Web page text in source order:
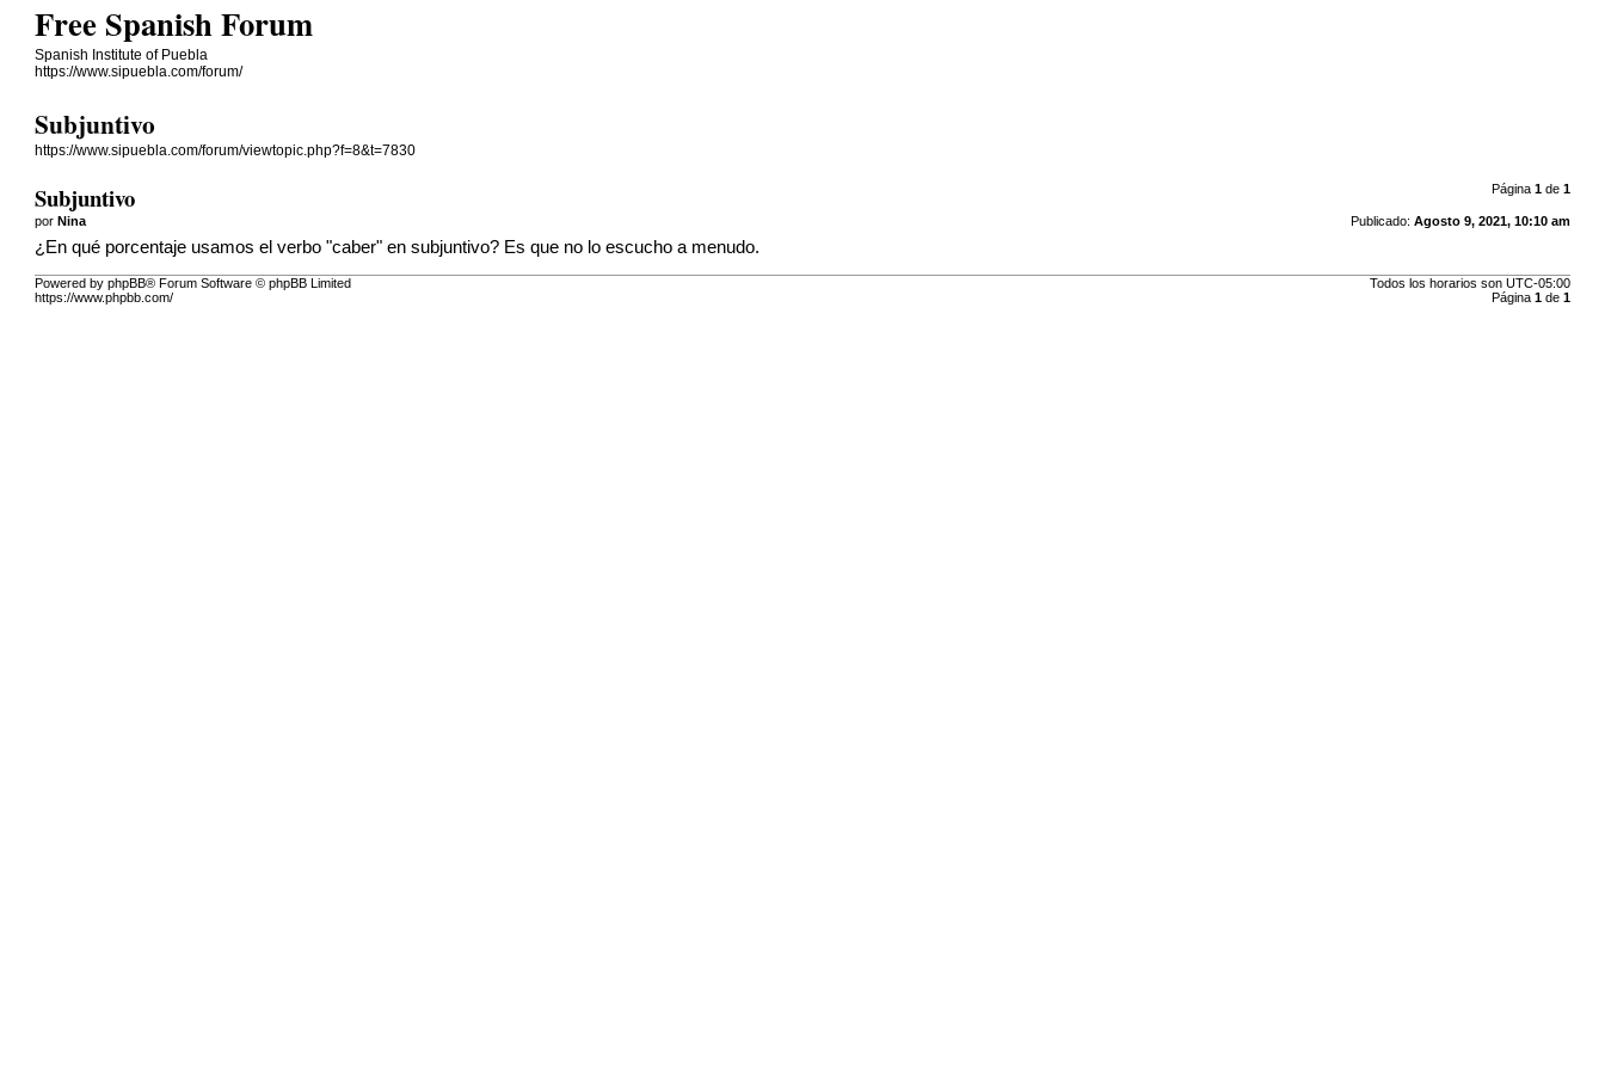
Free Spanish Forum
Spanish Institute of Puebla
https://www.sipuebla.com/forum/
Subjuntivo
https://www.sipuebla.com/forum/viewtopic.php?f=8&t=7830
Página 1de 1
Subjuntivo
Publicado: Agosto 9, 2021, 10:10 am
porNina
¿En qué porcentaje usamos el verbo "caber" en subjuntivo? Es que no lo escucho a menudo.
Todos los horarios son UTC-05:00
Página 1de 1
Powered by phpBB® Forum Software © phpBB Limited
https://www.phpbb.com/